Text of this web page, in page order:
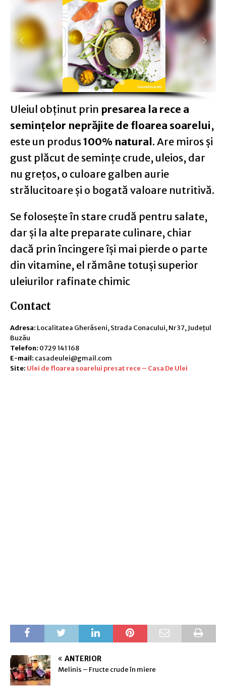
Uleiul obţinut prin presarea la rece a
seminţelor neprăjite de floarea soarelui,
este un produs100% natural . Are miros şi
gust plăcut de seminţe crude, uleios, dar
nu greţos, o culoare galben aurie
strălucitoare şi o bogată valoare nutritivă.
Se foloseşte în stare crudă pentru salate,
dar şi la alte preparate culinare, chiar
dacă prin încingere îşi mai pierde o parte
din vitamine, el rămâne totuşi superior
uleiurilor rafinate chimic
Contact
Adresa: Localitatea Gherăseni, Strada Conacului, Nr 37, Județul
Buzău
Telefon: 0729 141 168
E-mail: casadeulei@gmail.com
Site: Ulei de floarea soarelui presat rece – Casa De Ulei
ANTERIOR
Melinis – Fructe crude în miere